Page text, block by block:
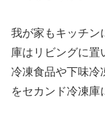
我が家もキッチン
庫はリビングに置
冷凍食品や下味冷
をセカンド冷凍庫